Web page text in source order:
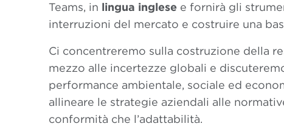
Teams, in lingua inglese e fornirà gli
interruzioni del mercato e costruire una
Ci concentreremo sulla costruzione della
mezzo alle incertezze globali e
performance ambientale, sociale ed
allineare le strategie aziendali alle
conformità che l’adattabilità.